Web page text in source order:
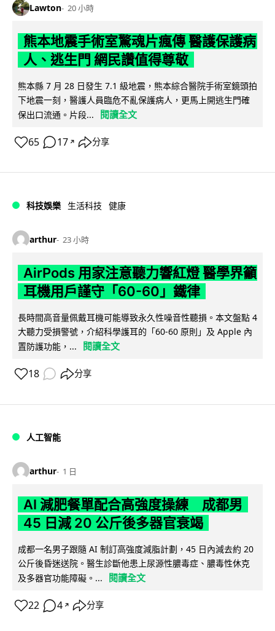
Lawton 20 小時
熊本地震手術室驚魂片瘋傳 醫護保護病
人、逃生門 網民讚值得尊敬
熊本縣 7 月 28 日發生 7.1 級地震，熊本綜合醫院手術室鏡頭拍
下地震一刻，醫護人員臨危不亂保護病人，更馬上開逃生門確
保出口流通。片段...
閱讀全文
65 17 ↗ 分享
科技娛樂 生活科技 健康
arthur 23 小時
AirPods 用家注意聽力響紅燈 醫學界籲
耳機用戶謹守「60-60」鐵律
長時間高音量佩戴耳機可能導致永久性噪音性聽損。本文盤點 4
大聽力受損警號，介紹科學護耳的「60-60 原則」及 Apple 內
置防護功能，...
閱讀全文
18 分享
人工智能
arthur 1 日
AI 減肥餐單配合高強度操練 成都男
45 日減 20 公斤後多器官衰竭
成都一名男子跟隨 AI 制訂高強度減脂計劃，45 日內減去約 20
公斤後昏迷送院。醫生診斷他患上尿源性膿毒症、膿毒性休克
及多器官功能障礙。...
閱讀全文
22 4 ↗ 分享